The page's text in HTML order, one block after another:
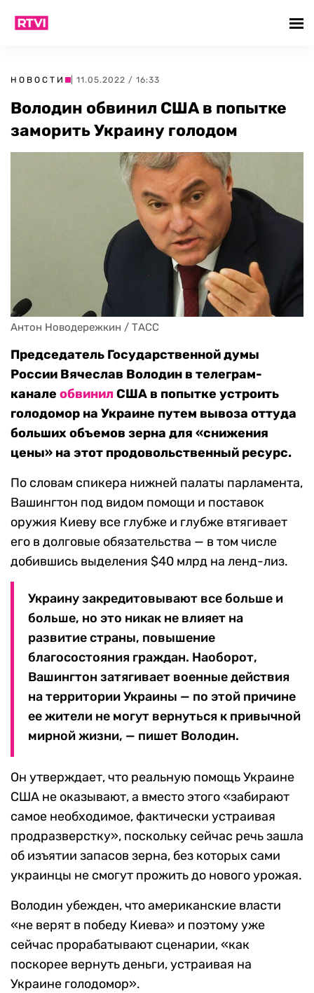
НОВОСТИ | 11.05.2022 / 16:33
Володин обвинил США в попытке
заморить Украину голодом
Антон Новодережкин / ТАСС
Председатель Государственной думы
России Вячеслав Володин в телеграм-
канале обвинилСША в попытке устроить
голодомор на Украине путем вывоза оттуда
больших объемов зерна для «снижения
цены» на этот продовольственный ресурс.
По словам спикера нижней палаты парламента,
Вашингтон под видом помощи и поставок
оружия Киеву все глубже и глубже втягивает
его в долговые обязательства — в том числе
добившись выделения $40 млрд на ленд-лиз.
Украину закредитовывают все больше и
больше, но это никак не влияет на
развитие страны, повышение
благосостояния граждан. Наоборот,
Вашингтон затягивает военные действия
на территории Украины — по этой причине
ее жители не могут вернуться к привычной
мирной жизни, — пишет Володин.
Он утверждает, что реальную помощь Украине
США не оказывают, а вместо этого «забирают
самое необходимое, фактически устраивая
продразверстку», поскольку сейчас речь зашла
об изъятии запасов зерна, без которых сами
украинцы не смогут прожить до нового урожая.
Володин убежден, что американские власти
«не верят в победу Киева» и поэтому уже
сейчас прорабатывают сценарии, «как
поскорее вернуть деньги, устраивая на
Украине голодомор».